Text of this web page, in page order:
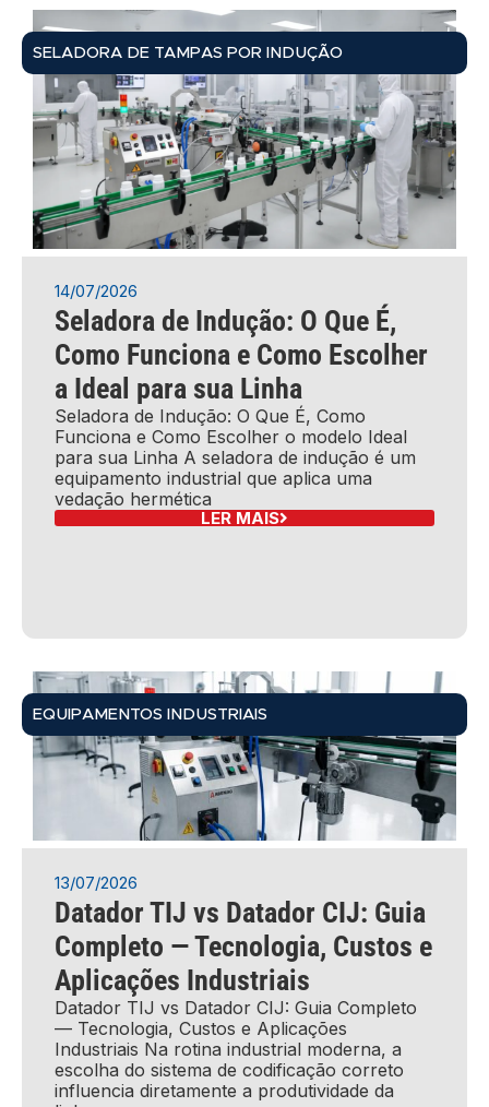
SELADORA DE TAMPAS POR INDUÇÃO
14/07/2026
Seladora de Indução: O Que É,
Como Funciona e Como Escolher
a Ideal para sua Linha
Seladora de Indução: O Que É, Como
Funciona e Como Escolher o modelo Ideal
para sua Linha A seladora de indução é um
equipamento industrial que aplica uma
vedação hermética
LER MAIS
EQUIPAMENTOS INDUSTRIAIS
13/07/2026
Datador TIJ vs Datador CIJ: Guia
Completo — Tecnologia, Custos e
Aplicações Industriais
Datador TIJ vs Datador CIJ: Guia Completo
— Tecnologia, Custos e Aplicações
Industriais Na rotina industrial moderna, a
escolha do sistema de codificação correto
influencia diretamente a produtividade da